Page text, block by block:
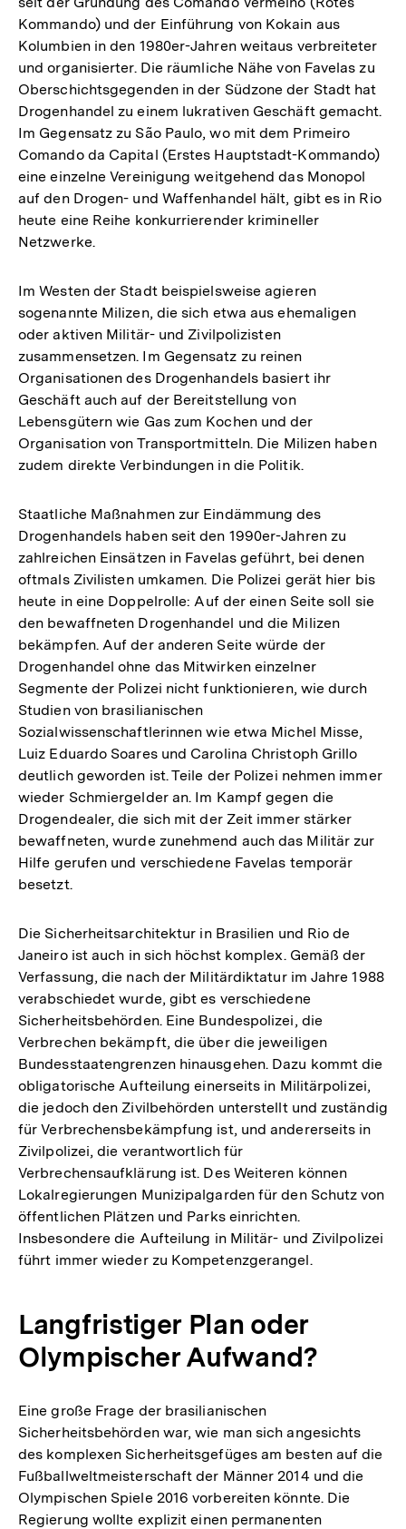
Kommando) und der Einführung von Kokain aus
Kolumbien in den 1980er-Jahren weitaus verbreiteter
und organisierter. Die räumliche Nähe von Favelas zu
Oberschichtsgegenden in der Südzone der Stadt hat
Drogenhandel zu einem lukrativen Geschäft gemacht.
Im Gegensatz zu São Paulo, wo mit dem Primeiro
Comando da Capital (Erstes Hauptstadt-Kommando)
eine einzelne Vereinigung weitgehend das Monopol
auf den Drogen- und Waffenhandel hält, gibt es in Rio
heute eine Reihe konkurrierender krimineller
Netzwerke.
Im Westen der Stadt beispielsweise agieren
sogenannte Milizen, die sich etwa aus ehemaligen
oder aktiven Militär- und Zivilpolizisten
zusammensetzen. Im Gegensatz zu reinen
Organisationen des Drogenhandels basiert ihr
Geschäft auch auf der Bereitstellung von
Lebensgütern wie Gas zum Kochen und der
Organisation von Transportmitteln. Die Milizen haben
zudem direkte Verbindungen in die Politik.
Staatliche Maßnahmen zur Eindämmung des
Drogenhandels haben seit den 1990er-Jahren zu
zahlreichen Einsätzen in Favelas geführt, bei denen
oftmals Zivilisten umkamen. Die Polizei gerät hier bis
heute in eine Doppelrolle: Auf der einen Seite soll sie
den bewaffneten Drogenhandel und die Milizen
bekämpfen. Auf der anderen Seite würde der
Drogenhandel ohne das Mitwirken einzelner
Segmente der Polizei nicht funktionieren, wie durch
Studien von brasilianischen
Sozialwissenschaftlerinnen wie etwa Michel Misse,
Luiz Eduardo Soares und Carolina Christoph Grillo
deutlich geworden ist. Teile der Polizei nehmen immer
wieder Schmiergelder an. Im Kampf gegen die
Drogendealer, die sich mit der Zeit immer stärker
bewaffneten, wurde zunehmend auch das Militär zur
Hilfe gerufen und verschiedene Favelas temporär
besetzt.
Die Sicherheitsarchitektur in Brasilien und Rio de
Janeiro ist auch in sich höchst komplex. Gemäß der
Verfassung, die nach der Militärdiktatur im Jahre 1988
verabschiedet wurde, gibt es verschiedene
Sicherheitsbehörden. Eine Bundespolizei, die
Verbrechen bekämpft, die über die jeweiligen
Bundesstaatengrenzen hinausgehen. Dazu kommt die
obligatorische Aufteilung einerseits in Militärpolizei,
die jedoch den Zivilbehörden unterstellt und zuständig
für Verbrechensbekämpfung ist, und andererseits in
Zivilpolizei, die verantwortlich für
Verbrechensaufklärung ist. Des Weiteren können
Lokalregierungen Munizipalgarden für den Schutz von
öffentlichen Plätzen und Parks einrichten.
Insbesondere die Aufteilung in Militär- und Zivilpolizei
führt immer wieder zu Kompetenzgerangel.
Langfristiger Plan oder
Olympischer Aufwand?
Eine große Frage der brasilianischen
Sicherheitsbehörden war, wie man sich angesichts
des komplexen Sicherheitsgefüges am besten auf die
Fußballweltmeisterschaft der Männer 2014 und die
Olympischen Spiele 2016 vorbereiten könnte. Die
Regierung wollte explizit einen permanenten